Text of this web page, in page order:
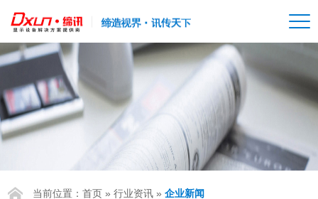
当前位置：首页 »行业资讯 »企业新闻